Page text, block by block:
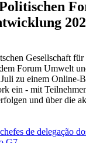
Gesellschaft für
Forum Umwelt
zu einem Online-
ein - mit
und über die